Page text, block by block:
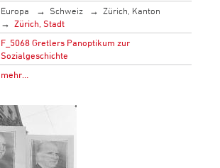
Europa Schweiz
Zürich, Kanton
Zürich, Stadt
F_5068 Gretlers Panoptikum zur
Sozialgeschichte
mehr…